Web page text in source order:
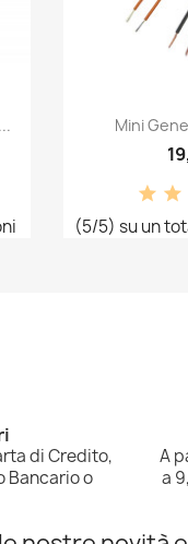

Mini
(5/5) su un
di Credito,
Bancario o
A
a